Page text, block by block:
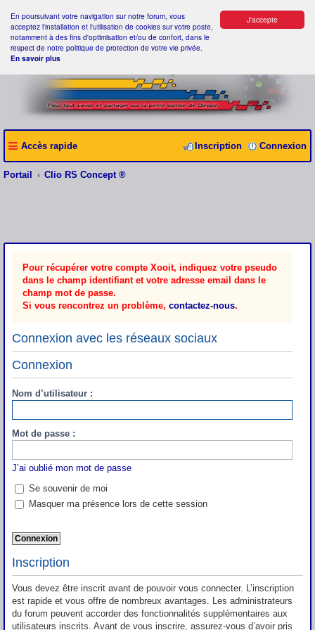
J'accepte
En poursuivant votre navigation sur notre forum, vous
acceptez l'installation et l'utilisation de cookies sur votre poste,
notamment à des fins d'optimisation et/ou de confort, dans le
respect de notre politique de protection de votre vie privée.
En savoir plus
Accès rapide Connexion
Inscription
Portail Clio RS Concept ®
Pour récupérer votre compte Xooit, indiquez votre pseudo
dans le champ identifiant et votre adresse email dans le
champ mot de passe.
Si vous rencontrez un problème, contactez-nous.
Connexion avec les réseaux sociaux
Connexion
Nom d’utilisateur :
Mot de passe :
J’ai oublié mon mot de passe
Se souvenir de moi
Masquer ma présence lors de cette session
Inscription
Vous devez être inscrit avant de pouvoir vous connecter. L’inscription
est rapide et vous offre de nombreux avantages. Les administrateurs
du forum peuvent accorder des fonctionnalités supplémentaires aux
utilisateurs inscrits. Avant de vous inscrire, assurez-vous d’avoir pris